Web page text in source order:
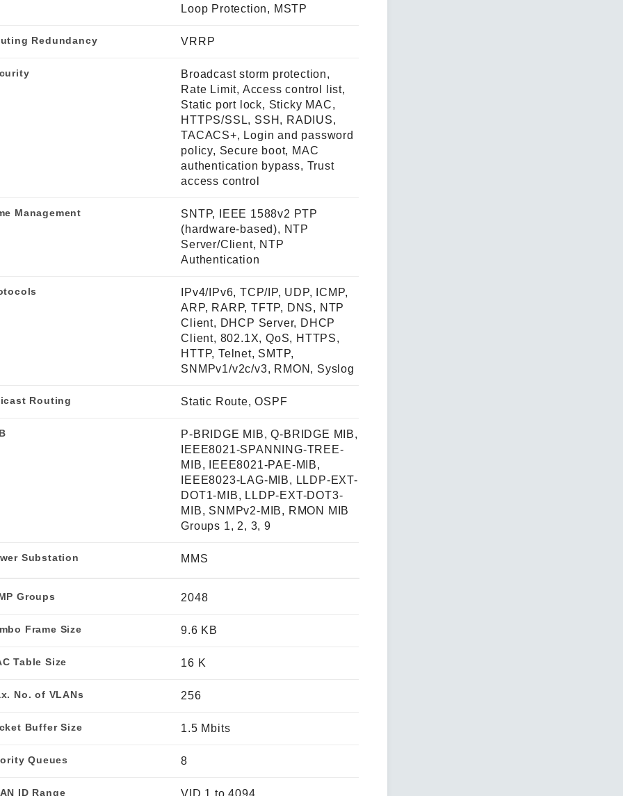
Loop Protection, MSTP
Redundancy VRRP
Broadcast storm protection,
Rate Limit, Access control list,
Static port lock, Sticky MAC,
HTTPS/SSL, SSH, RADIUS,
TACACS+, Login and password
policy, Secure boot, MAC
authentication bypass, Trust
access control
Management
SNTP, IEEE 1588v2 PTP
(hardware-based), NTP
Server/Client, NTP
Authentication
IPv4/IPv6, TCP/IP, UDP, ICMP,
ARP, RARP, TFTP, DNS, NTP
Client, DHCP Server, DHCP
Client, 802.1X, QoS, HTTPS,
HTTP, Telnet, SMTP,
SNMPv1/v2c/v3, RMON, Syslog
Routing Static Route, OSPF
P-BRIDGE MIB, Q-BRIDGE MIB,
IEEE8021-SPANNING-TREE-
MIB, IEEE8021-PAE-MIB,
IEEE8023-LAG-MIB, LLDP-EXT-
DOT1-MIB, LLDP-EXT-DOT3-
MIB, SNMPv2-MIB, RMON MIB
Groups 1, 2, 3, 9
Substation MMS
Groups 2048
Frame Size 9.6 KB
Table Size 16 K
No. of VLANs 256
Buffer Size 1.5 Mbits
Queues 8
ID Range VID 1 to 4094